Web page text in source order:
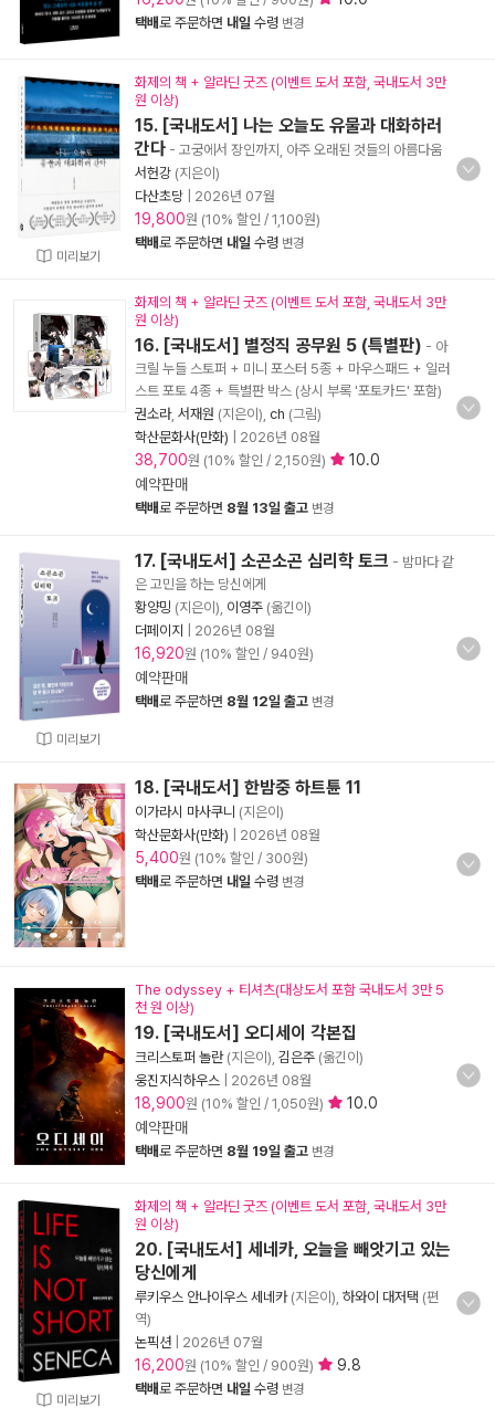
택배로 주문하면 내일 수령 변경
미리보기
화제의 책 + 알라딘 굿즈 (이벤트 도서 포함, 국내도서 3만
원 이상)
15. [국내도서] 나는 오늘도 유물과 대화하러
간다 - 고궁에서 장인까지, 아주 오래된 것들의 아름다움
서헌강 (지은이)
다산초당
2026년 07월
19,800원 (10% 할인 / 1,100원)
택배로 주문하면 내일 수령 변경
화제의 책 + 알라딘 굿즈 (이벤트 도서 포함, 국내도서 3만
원 이상)
16. [국내도서] 별정직 공무원 5 (특별판) - 아
크릴 누들 스토퍼 + 미니 포스터 5종 + 마우스패드 + 일러
스트 포토 4종 + 특별판 박스 (상시 부록 '포토카드' 포함)
권소라, 서재원 (지은이), ch (그림)
학산문화사(만화)
2026년 08월
38,700원 (10% 할인 / 2,150원)
10.0
예약판매
택배로 주문하면 8월 13일 출고 변경
미리보기
17. [국내도서] 소곤소곤 심리학 토크 - 밤마다 같
은 고민을 하는 당신에게
황양밍 (지은이), 이영주 (옮긴이)
더페이지
2026년 08월
16,920원 (10% 할인 / 940원)
예약판매
택배로 주문하면 8월 12일 출고 변경
18. [국내도서] 한밤중 하트튠 11
이가라시 마사쿠니 (지은이)
학산문화사(만화)
2026년 08월
5,400원 (10% 할인 / 300원)
택배로 주문하면 내일 수령 변경
The odyssey + 티셔츠(대상도서 포함 국내도서 3만 5
천 원 이상)
19. [국내도서] 오디세이 각본집
크리스토퍼 놀란(지은이), 김은주 (옮긴이)
웅진지식하우스
2026년 08월
18,900원 (10% 할인 / 1,050원)
10.0
예약판매
택배로 주문하면 8월 19일 출고 변경
미리보기
화제의 책 + 알라딘 굿즈 (이벤트 도서 포함, 국내도서 3만
원 이상)
20. [국내도서] 세네카, 오늘을 빼앗기고 있는
당신에게
루키우스 안나이우스 세네카(지은이), 하와이 대저택 (편
역)
논픽션
2026년 07월
16,200원 (10% 할인 / 900원) 9.8
택배로 주문하면 내일 수령 변경